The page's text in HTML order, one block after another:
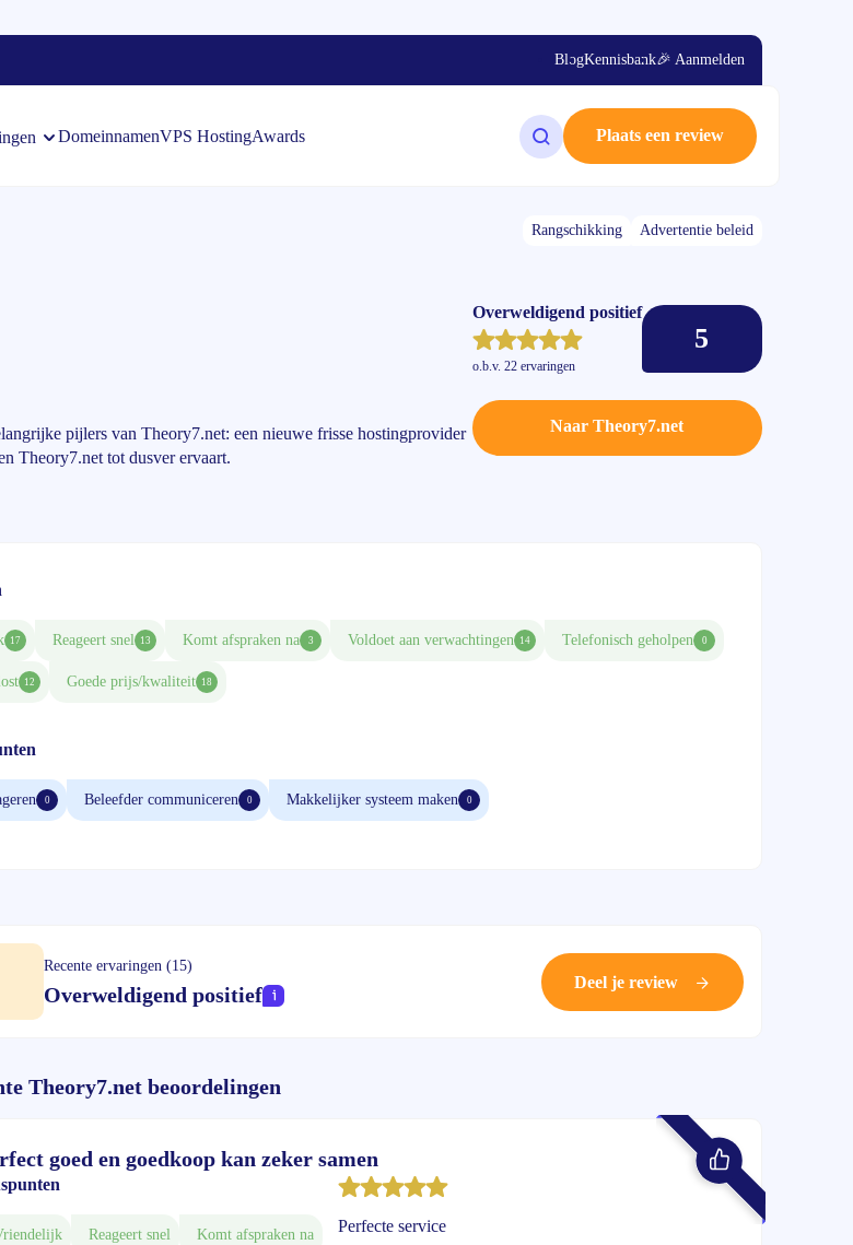
BlogKennisbank🎉 Aanmelden
DomeinnamenVPS HostingAwards
Zoeken op de website
Plaats een review
Rangschikking Advertentie beleid
pijlers van Theory7.net: een nieuwe frisse hostingprovider
Theory7.net tot dusver ervaart.
Overweldigend positief
o.b.v. 22 ervaringen
5
Naar Theory7.net
17 Reageert snel 13 Komt afspraken na 3 Voldoet aan verwachtingen 14 Telefonisch geholpen 0
12 Goede prijs/kwaliteit 18
0 Beleefder communiceren 0 Makkelijker systeem maken 0
Recente ervaringen (15)
Overweldigend positief
Deel je review
Theory7.net beoordelingen
goed en goedkoop kan zeker samen
Perfecte service
Reageert snel Komt afspraken na